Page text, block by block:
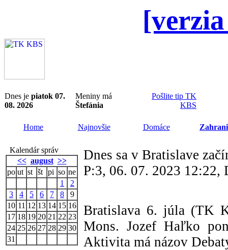
Dnes je piatok 07.
08. 2026
Meniny má
Štefánia
Pošlite tip TK
KBS
Home Najnovšie Domáce
Kalendár správ
<< august >>
po ut st št pi so ne
1
2
3
4 5 6 7 8
9
10 11 12 13 14 15 16
17 18 19 20 21 22 23
24 25 26 27 28 29 30
31
Dnes sa v Bratislave
P:3, 06. 07. 2023 12:22,
Bratislava 6. júla (TK
Mons. Jozef Haľko
Aktivita má názov